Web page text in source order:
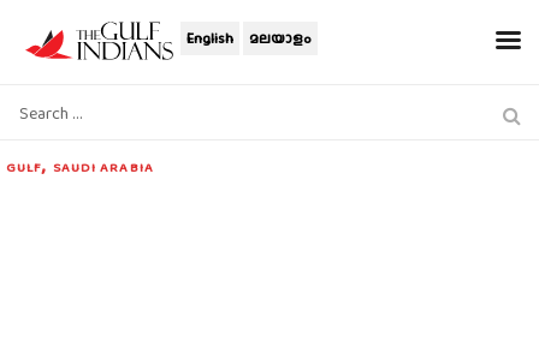
English മലയാളം
GULF, SAUDI ARABIA